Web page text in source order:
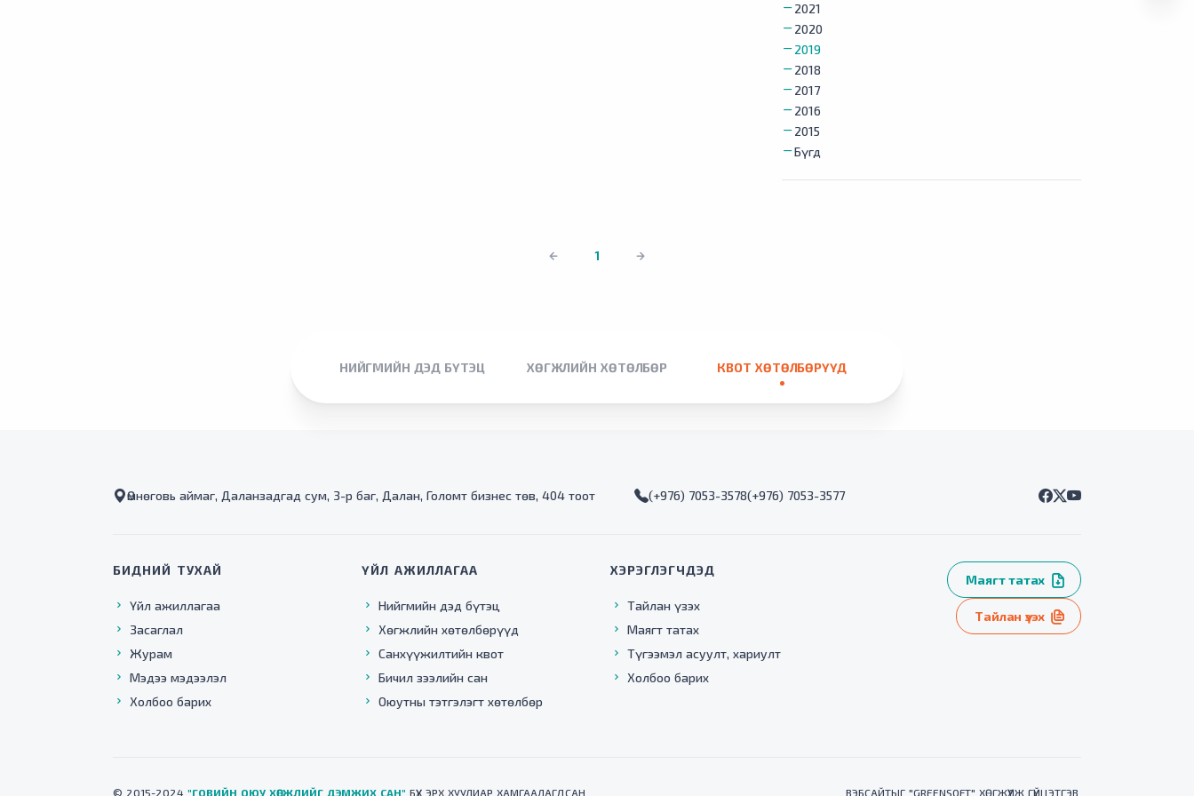
2021
2020
2019
2018
2017
2016
2015
Бүгд
1
НИЙГМИЙН ДЭД БҮТЭЦ ХӨГЖЛИЙН ХӨТӨЛБӨР КВОТ ХӨТӨЛБӨРҮҮД
Өмнөговь аймаг, Даланзадгад сум, 3-р баг, Далан, Голомт бизнес төв, 404 тоот (+976) 7053-3578(+976) 7053-3577
БИДНИЙ ТУХАЙ
Үйл ажиллагаа
Засаглал
Журам
Мэдээ мэдээлэл
Холбоо барих
ҮЙЛ АЖИЛЛАГАА
Нийгмийн дэд бүтэц
Хөгжлийн хөтөлбөрүүд
Санхүүжилтийн квот
Бичил зээлийн сан
Оюутны тэтгэлэгт хөтөлбөр
ХЭРЭГЛЭГЧДЭД
Тайлан үзэх
Маягт татах
Түгээмэл асуулт, хариулт
Холбоо барих
Маягт татах
Тайлан үзэх
© 2015-2024 "ГОВИЙН ОЮУ ХӨГЖЛИЙГ ДЭМЖИХ САН" БҮХ ЭРХ ХУУЛИАР ХАМГААЛАГДСАН ВЭБСАЙТЫГ "GREENSOFT" ХӨГЖҮҮЛЖ ГҮЙЦЭТГЭВ.